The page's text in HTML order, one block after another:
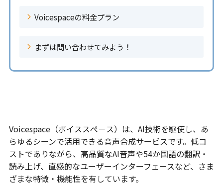
Voicespaceの料金プラン
まずは問い合わせてみよう！
Voicespace（ボイススぺ－ス）は、AI技術を駆使し、あ
らゆるシーンで活用できる音声合成サービスです。低コ
ストでありながら、高品質なAI音声や54か国語の翻訳・
読み上げ、直感的なユーザーインターフェースなど、さま
ざまな特徴・機能性を有しています。